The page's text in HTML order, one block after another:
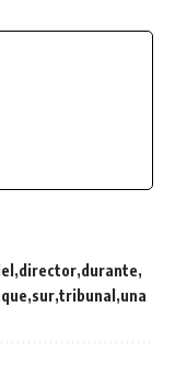
director durante
que sur tribunal una